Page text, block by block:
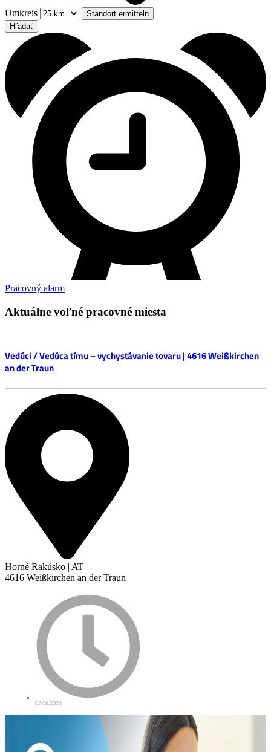
Umkreis
Standort ermitteln
Hľadať
Pracovný alarm
Aktuálne voľné pracovné miesta
Vedúci / Vedúca tímu – vychystávanie tovaru | 4616 Weißkirchen
an der Traun
Horné Rakúsko | AT
4616 Weißkirchen an der Traun
07.08.2026